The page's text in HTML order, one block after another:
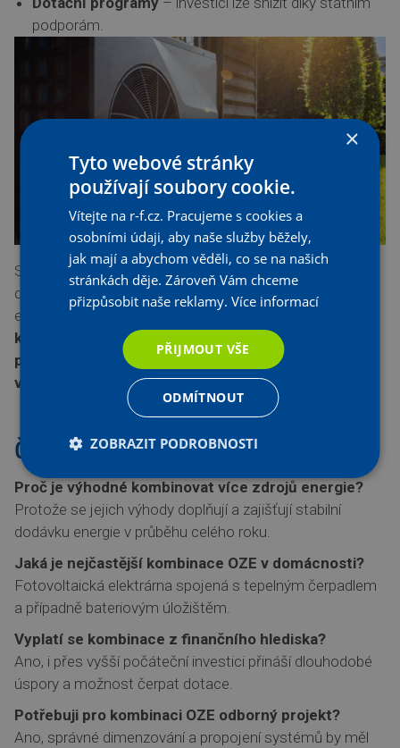
podporám.
Správně navržený
systém obnovitelných zdrojů energie
dokáže zajistit nejen pohodlí, ale i dlouhodobou
ekonomickou
Pokud uvažujete o
kombinaci více zdrojů, je vhodné konzultovat
projekt s odborníky, kteří navrhnou řešení na míru
vaší domácnosti.
Časté otázky (FAQ):
Proč je výhodné kombinovat více zdrojů energie?
Protože se jejich výhody doplňují a zajišťují stabilní
dodávku energie v průběhu celého roku.
Jaká je nejčastější kombinace OZE v domácnosti?
Fotovoltaická elektrárna spojená s tepelným čerpadlem
a případně bateriovým úložištěm.
Vyplatí se kombinace z finančního hlediska?
Ano, i přes vyšší počáteční investici přináší dlouhodobé
úspory a možnost čerpat dotace.
Potřebuji pro kombinaci OZE odborný projekt?
Ano, správné dimenzování a propojení systémů by měl
×
Tyto webové stránky
používají soubory cookie.
Vítejte na r-f.cz. Pracujeme s cookies a
osobními údaji, aby naše služby běžely,
jak mají a abychom věděli, co se na našich
stránkách děje. Zároveň Vám chceme
přizpůsobit naše reklamy.Více informací
PŘIJMOUT VŠE
ODMÍTNOUT
ZOBRAZIT PODROBNOSTI